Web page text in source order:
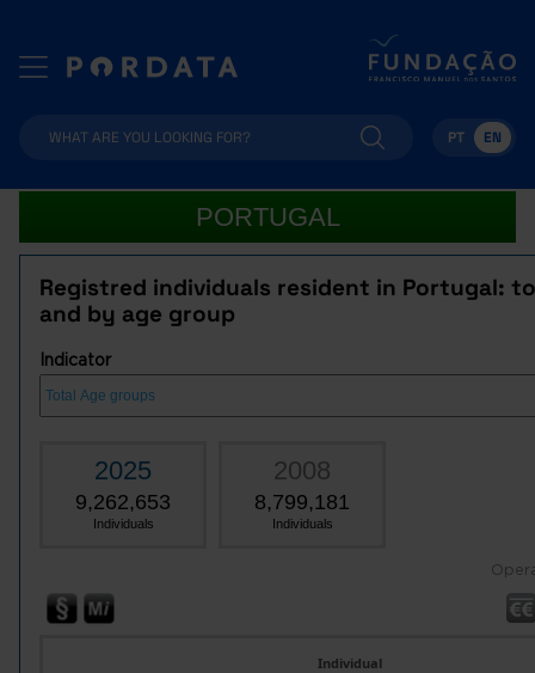
PT EN
PORTUGAL
Registred individuals resident in Portugal:
and by age group
Indicator
2025
9,262,653
Individuals
2008
8,799,181
Individuals
Individual